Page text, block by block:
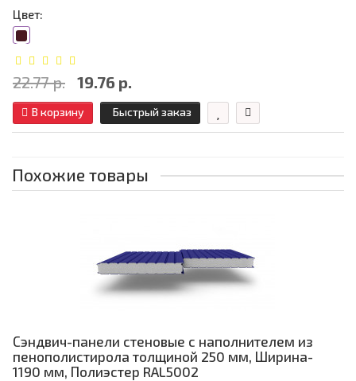
Цвет:
22.77 р. 19.76 р.
В корзину Быстрый заказ
Похожие товары
Сэндвич-панели стеновые с наполнителем из
пенополистирола толщиной 250 мм, Ширина-
1190 мм, Полиэстер RAL5002